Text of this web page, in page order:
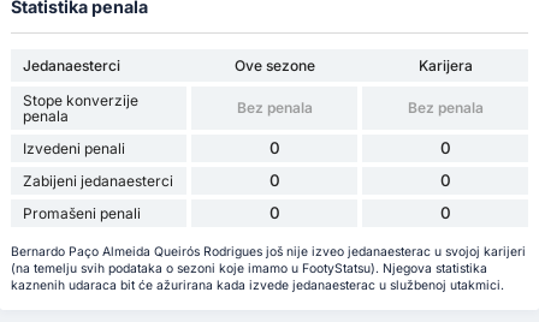
Statistika penala
Jedanaesterci Ove sezone
Karijera
Stope konverzije
penala
Bez penala Bez penala
Izvedeni penali 0 0
Zabijeni jedanaesterci 0 0
Promašeni penali 0 0
Bernardo Paço Almeida Queirós Rodrigues još nije izveo jedanaesterac u svojoj karijeri
(na temelju svih podataka o sezoni koje imamo u FootyStatsu). Njegova statistika
kaznenih udaraca bit će ažurirana kada izvede jedanaesterac u službenoj utakmici.